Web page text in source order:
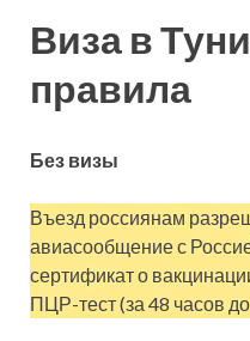
Виза в
правила
Без визы
Въезд россиянам
авиасообщение с
сертификат о
ПЦР-тест (за 48 часов